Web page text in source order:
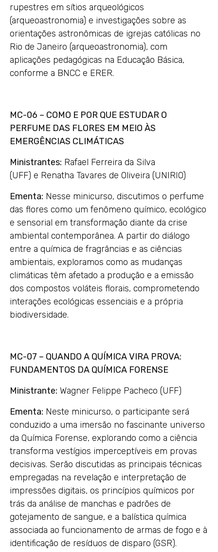
rupestres em sítios arqueológicos
(arqueoastronomia) e investigações sobre as
orientações astronômicas de igrejas católicas no
Rio de Janeiro (arqueoastronomia), com
aplicações pedagógicas na Educação Básica,
conforme a BNCC e ERER.
MC-06 – COMO E POR QUE ESTUDAR O
PERFUME DAS FLORES EM MEIO ÀS
EMERGÊNCIAS CLIMÁTICAS
Ministrantes: Rafael Ferreira da Silva
(UFF) e Renatha Tavares de Oliveira (UNIRIO)
Ementa: Nesse minicurso, discutimos o perfume
das flores como um fenômeno químico, ecológico
e sensorial em transformação diante da crise
ambiental contemporânea. A partir do diálogo
entre a química de fragrâncias e as ciências
ambientais, exploramos como as mudanças
climáticas têm afetado a produção e a emissão
dos compostos voláteis florais, comprometendo
interações ecológicas essenciais e a própria
biodiversidade.
MC-07 – QUANDO A QUÍMICA VIRA PROVA:
FUNDAMENTOS DA QUÍMICA FORENSE
Ministrante: Wagner Felippe Pacheco (UFF)
Ementa: Neste minicurso, o participante será
conduzido a uma imersão no fascinante universo
da Química Forense, explorando como a ciência
transforma vestígios imperceptíveis em provas
decisivas. Serão discutidas as principais técnicas
empregadas na revelação e interpretação de
impressões digitais, os princípios químicos por
trás da análise de manchas e padrões de
gotejamento de sangue, e a balística química
associada ao funcionamento de armas de fogo e à
identificação de resíduos de disparo (GSR).